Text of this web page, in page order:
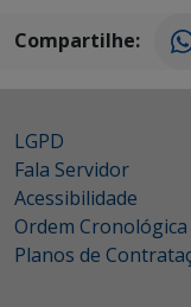
Compartilhe:
LGPD
Fala Servidor
Acessibilidade
Ordem
Planos de